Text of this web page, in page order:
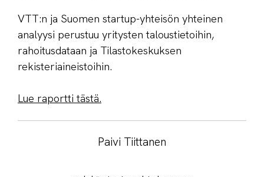
VTT:n ja Suomen startup-yhteisön yhteinen
analyysi perustuu yritysten taloustietoihin,
rahoitusdataan ja Tilastokeskuksen
rekisteriaineistoihin.
Lue raportti tästä.
Paivi Tiittanen